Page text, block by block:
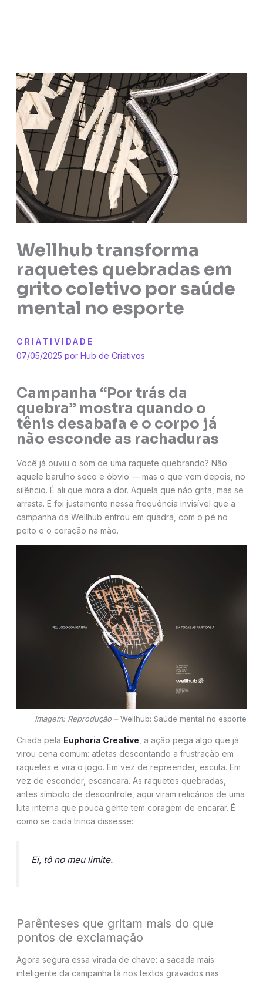
Wellhub transforma
raquetes quebradas em
grito coletivo por saúde
mental no esporte
CRIATIVIDADE
07/05/2025 por Hub de Criativos
Campanha “Por trás da
quebra” mostra quando o
tênis desabafa e o corpo já
não esconde as rachaduras
Você já ouviu o som de uma raquete quebrando? Não
aquele barulho seco e óbvio — mas o que vem depois, no
silêncio. É ali que mora a dor. Aquela que não grita, mas se
arrasta. E foi justamente nessa frequência invisível que a
campanha da Wellhub entrou em quadra, com o pé no
peito e o coração na mão.
Imagem: Reprodução –Wellhub: Saúde mental no esporte
Criada pela Euphoria Creative , a ação pega algo que já
virou cena comum: atletas descontando a frustração em
raquetes e vira o jogo. Em vez de repreender, escuta. Em
vez de esconder, escancara. As raquetes quebradas,
antes símbolo de descontrole, aqui viram relicários de uma
luta interna que pouca gente tem coragem de encarar. É
como se cada trinca dissesse:
Ei, tô no meu limite.
Parênteses que gritam mais do que
pontos de exclamação
Agora segura essa virada de chave: a sacada mais
inteligente da campanha tá nos textos gravados nas